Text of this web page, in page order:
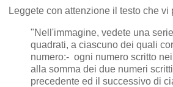
Leggete con attenzione il testo che vi
"Nell'immagine, vedete una
quadrati, a ciascuno dei quali
numero:- ogni numero scritto
alla somma dei due numeri
precedente ed il successivo di